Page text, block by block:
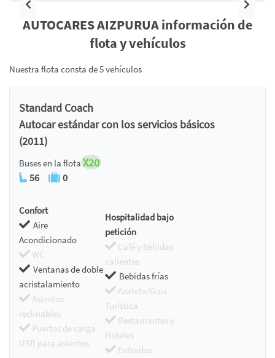
Anterior
AUTOCARES AIZPURUA información de
flota y vehículos
Nuestra flota consta de 5 vehículos
Standard Coach
Autocar estándar con los servicios básicos
(2011)
Buses en la flota X20
56 0
Confort
Aire
Acondicionado
WC
Ventanas de doble
acristalamiento
Asientos
reclinables
Puertos de carga
USB para asientos
Hospitalidad bajo
petición
Café y bebidas
calientes
Bebidas frías
Azafata/Guía
Turística
Restaurantes y
Hoteles
Entradas